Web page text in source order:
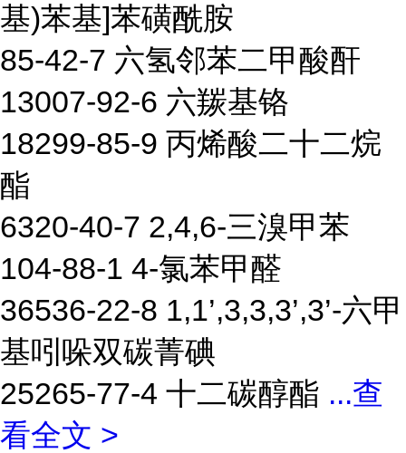
基)苯基]苯磺酰胺
85-42-7 六氢邻苯二甲酸酐
13007-92-6 六羰基铬
18299-85-9 丙烯酸二十二烷
酯
6320-40-7 2,4,6-三溴甲苯
104-88-1 4-氯苯甲醛
36536-22-8 1,1’,3,3,3’,3’-六甲
基吲哚双碳菁碘
25265-77-4 十二碳醇酯 ...查
看全文 >